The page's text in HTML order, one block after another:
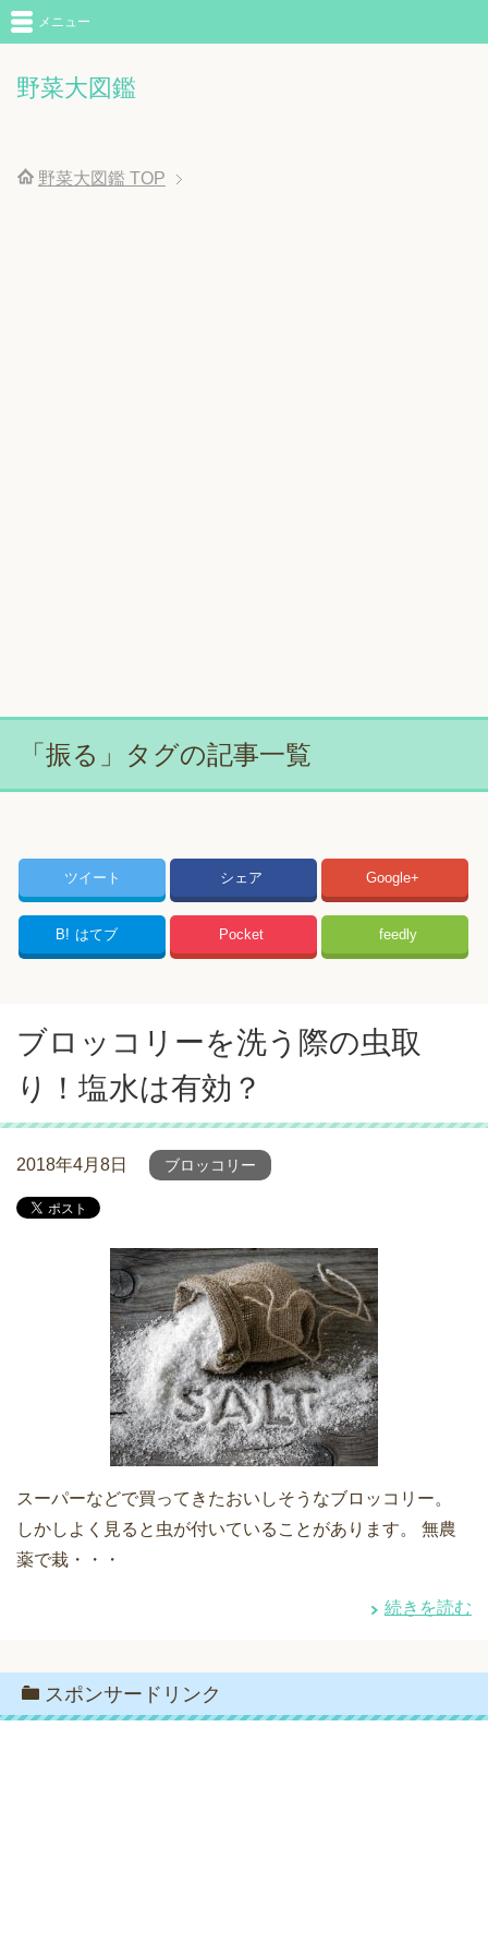
野菜大図鑑
メニュー
野菜大図鑑 TOP
「振る」タグの記事一覧
ツイート シェア Google+
B! はてブ Pocket feedly
ブロッコリーを洗う際の虫取
り！塩水は有効？
2018年4月8日 ブロッコリー
スーパーなどで買ってきたおいしそうなブロッコリー。
しかしよく見ると虫が付いていることがあります。 無農
薬で栽・・・
続きを読む
スポンサードリンク